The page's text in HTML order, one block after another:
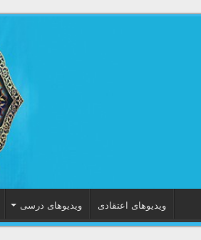
ویدیوهای اعتقادی ویدیوهای درسی